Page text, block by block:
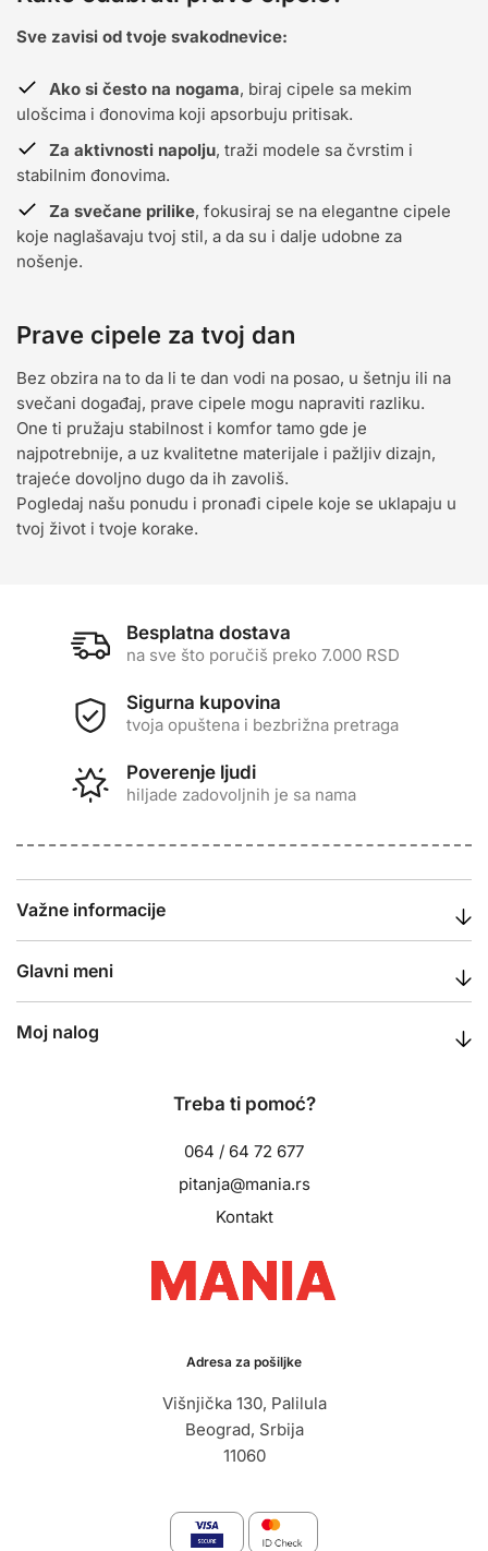
Sve zavisi od tvoje svakodnevice:
Ako si često na nogama, biraj cipele sa mekim
ulošcima i đonovima koji apsorbuju pritisak.
Za aktivnosti napolju, traži modele sa čvrstim i
stabilnim đonovima.
Za svečane prilike, fokusiraj se na elegantne cipele
koje naglašavaju tvoj stil, a da su i dalje udobne za
nošenje.
Prave cipele za tvoj dan
Bez obzira na to da li te dan vodi na posao, u šetnju ili na
svečani događaj, prave cipele mogu napraviti razliku.
One ti pružaju stabilnost i komfor tamo gde je
najpotrebnije, a uz kvalitetne materijale i pažljiv dizajn,
trajeće dovoljno dugo da ih zavoliš.
Pogledaj našu ponudu i pronađi cipele koje se uklapaju u
tvoj život i tvoje korake.
Besplatna dostava
na sve što poručiš preko 7.000 RSD
Sigurna kupovina
tvoja opuštena i bezbrižna pretraga
Poverenje ljudi
hiljade zadovoljnih je sa nama
Važne informacije
Glavni meni
Moj nalog
Treba ti pomoć?
064 / 64 72 677
pitanja@mania.rs
Kontakt
Adresa za pošiljke
Višnjička 130, Palilula
Beograd, Srbija
11060